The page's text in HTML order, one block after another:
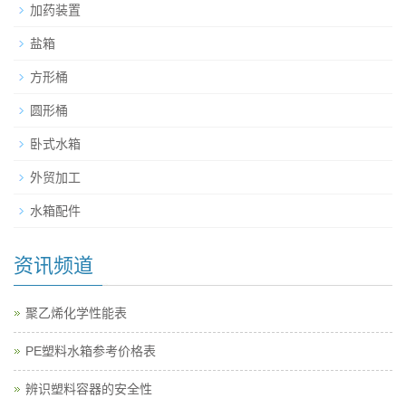
加药装置
盐箱
方形桶
圆形桶
卧式水箱
外贸加工
水箱配件
资讯频道
聚乙烯化学性能表
PE塑料水箱参考价格表
辨识塑料容器的安全性